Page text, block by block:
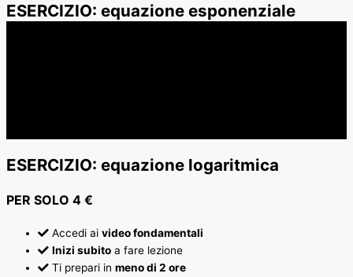
ESERCIZIO: equazione esponenziale
ESERCIZIO: equazione logaritmica
PER SOLO 4 €
Accedi ai video fondamentali
Inizi subito a fare lezione
Ti prepari in meno di 2 ore